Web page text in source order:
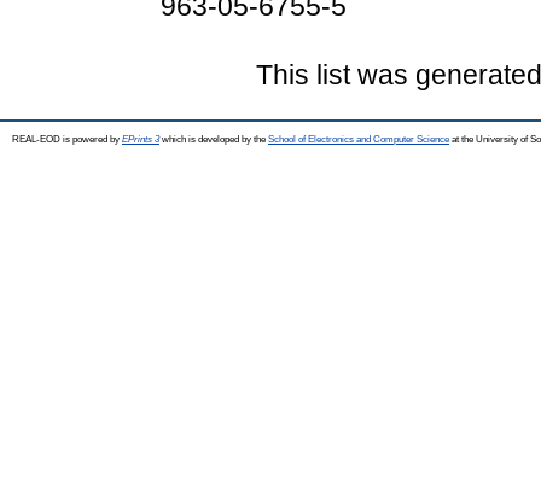
This list was
REAL-EOD is powered by EPrints 3which is developed by the School of Electronics and Computer Science at the University of